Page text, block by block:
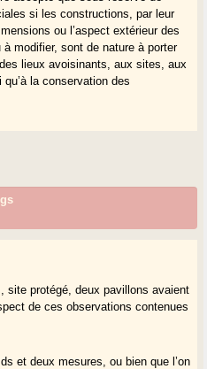
si les constructions, par leur
ou l’aspect extérieur des
modifier, sont de nature à porter
lieux avoisinants, aux sites, aux
la conservation des
gs
site protégé, deux pavillons avaient
de ces observations contenues
et deux mesures, ou bien que l’on